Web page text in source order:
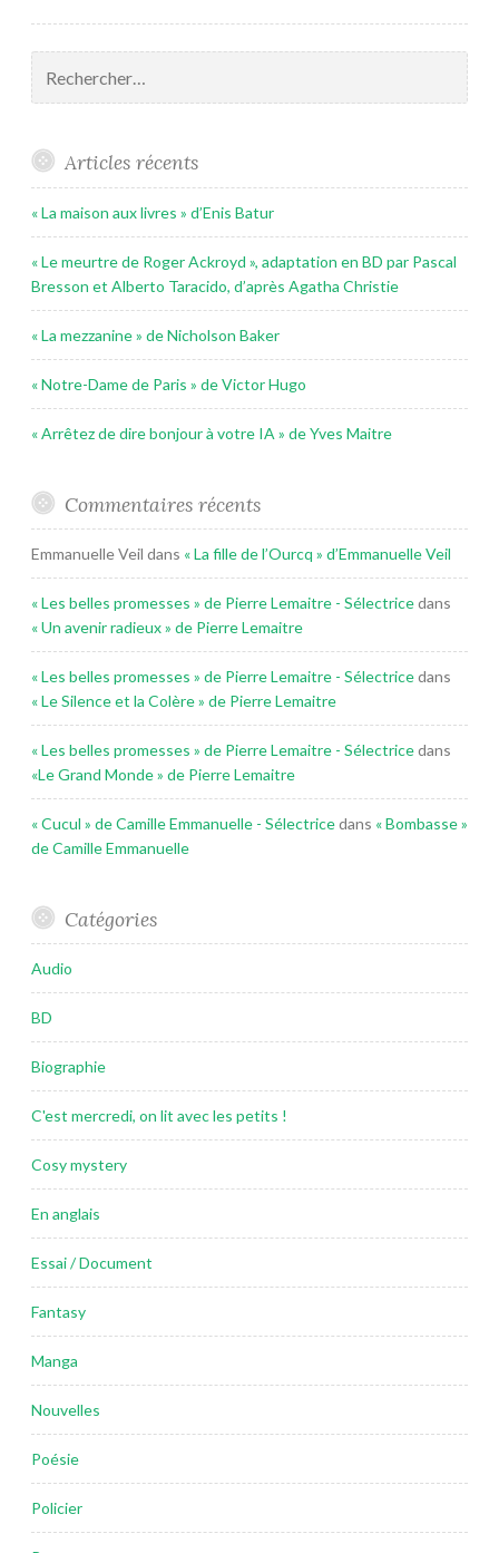
Articles récents
« La maison aux livres » d’Enis Batur
« Le meurtre de Roger Ackroyd », adaptation en BD par Pascal
Bresson et Alberto Taracido, d’après Agatha Christie
« La mezzanine » de Nicholson Baker
« Notre-Dame de Paris » de Victor Hugo
« Arrêtez de dire bonjour à votre IA » de Yves Maitre
Commentaires récents
Emmanuelle Veil dans « La fille de l’Ourcq » d’Emmanuelle Veil
« Les belles promesses » de Pierre Lemaitre - Sélectricedans
« Un avenir radieux » de Pierre Lemaitre
« Les belles promesses » de Pierre Lemaitre - Sélectricedans
« Le Silence et la Colère » de Pierre Lemaitre
« Les belles promesses » de Pierre Lemaitre - Sélectricedans
«Le Grand Monde » de Pierre Lemaitre
« Cucul » de Camille Emmanuelle - Sélectricedans « Bombasse »
de Camille Emmanuelle
Catégories
Audio
BD
Biographie
C'est mercredi, on lit avec les petits !
Cosy mystery
En anglais
Essai / Document
Fantasy
Manga
Nouvelles
Poésie
Policier